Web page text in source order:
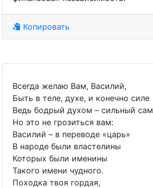
Копировать
Всегда желаю Вам, Василий,
Быть в теле, духе, и конечно силе
Ведь бодрый духом – сильный сам
Но это не грозиться вам:
Василий – в переводе «царь»
В народе были властелины
Которых были именины
Такого имени чудного.
Походка твоя гордая,